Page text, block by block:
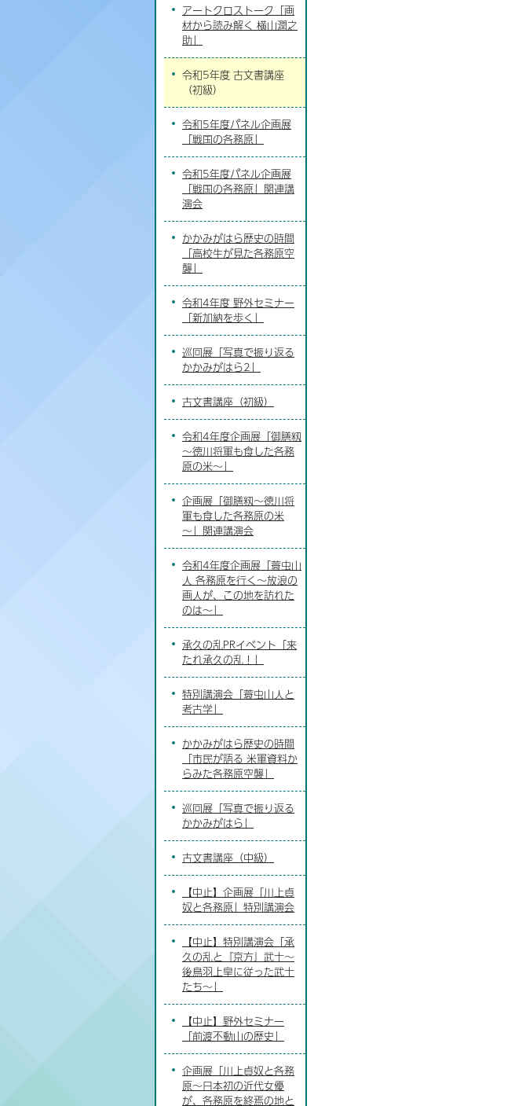
アートクロストーク「画
材から読み解く 横山潤之
助」
令和5年度 古文書講座
（初級）
令和5年度パネル企画展
「戦国の各務原」
令和5年度パネル企画展
「戦国の各務原」関連講
演会
かかみがはら歴史の時間
「高校生が見た各務原空
襲」
令和4年度 野外セミナー
「新加納を歩く」
巡回展「写真で振り返る
かかみがはら2」
古文書講座（初級）
令和4年度企画展「御膳籾
～徳川将軍も食した各務
原の米～」
企画展「御膳籾～徳川将
軍も食した各務原の米
～」関連講演会
令和4年度企画展「蓑虫山
人 各務原を行く～放浪の
画人が、この地を訪れた
のは～」
承久の乱PRイベント「来
たれ承久の乱！」
特別講演会「蓑虫山人と
考古学」
かかみがはら歴史の時間
「市民が語る 米軍資料か
らみた各務原空襲」
巡回展「写真で振り返る
かかみがはら」
古文書講座（中級）
【中止】企画展「川上貞
奴と各務原」特別講演会
【中止】特別講演会「承
久の乱と『京方』武士～
後鳥羽上皇に従った武士
たち～」
【中止】野外セミナー
「前渡不動山の歴史」
企画展「川上貞奴と各務
原～日本初の近代女優
が、各務原を終焉の地と